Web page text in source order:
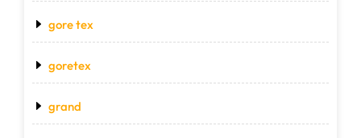
gore tex
goretex
grand